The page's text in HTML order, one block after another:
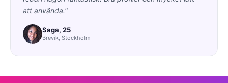
att använda."
Saga, 25
Brevik, Stockholm